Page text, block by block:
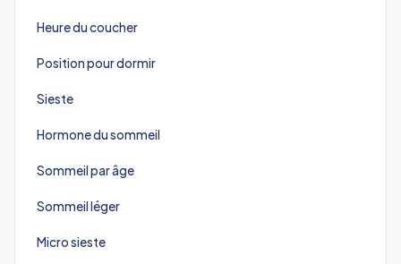
Heure du coucher
Position pour dormir
Sieste
Hormone du sommeil
Sommeil par âge
Sommeil léger
Micro sieste